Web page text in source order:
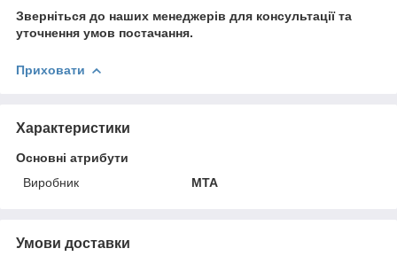
Зверніться до наших менеджерів для консультації та
уточнення умов постачання.
Приховати
Характеристики
Основні атрибути
Виробник
MTA
Умови доставки